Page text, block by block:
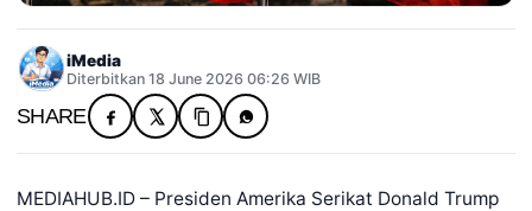
iMedia
Diterbitkan 18 June 2026 06:26 WIB
SHARE
MEDIAHUB.ID – Presiden Amerika Serikat Donald Trump